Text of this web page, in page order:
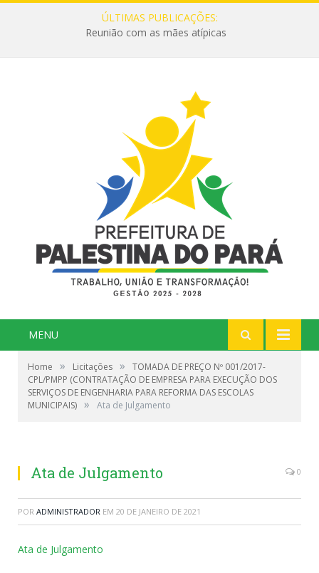
ÚLTIMAS PUBLICAÇÕES:
Reunião com as mães atípicas
MENU
Home » Licitações »
TOMADA DE PREÇO Nº 001/2017-
CPL/PMPP (CONTRATAÇÃO DE EMPRESA PARA EXECUÇÃO DOS
SERVIÇOS DE ENGENHARIA PARA REFORMA DAS ESCOLAS
MUNICIPAIS) » Ata de Julgamento
Ata de Julgamento 0
POR ADMINISTRADOR EM 20 DE JANEIRO DE 2021
Ata de Julgamento